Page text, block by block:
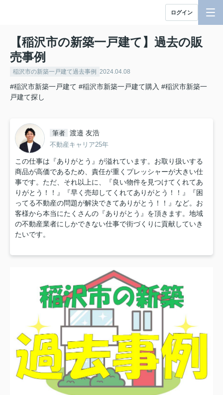
ログイン
【稲沢市の新築一戸建て】過去の販
売事例
稲沢市の新築一戸建て過去事例 2024.04.08
#稲沢市新築一戸建て #稲沢市新築一戸建て購入 #稲沢市新築一
戸建て探し
筆者 渡邉 友浩
不動産キャリア25年
この仕事は『ありがとう』が溢れています。お取り扱いする
商品が高価であるため、責任が重くプレッシャーが大きい仕
事です。ただ、それ以上に、『良い物件を見つけてくれてあ
りがとう！！』『早く売却してくれてありがとう！！』『困
ってる不動産の問題が解決できてありがとう！！』など。お
客様から本当にたくさんの『ありがとう』を頂きます。地域
の不動産業者にしかできない仕事で街づくりに貢献していき
たいです。